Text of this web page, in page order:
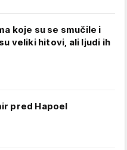
koje su se smučile i
veliki hitovi, ali ljudi ih
pred Hapoel